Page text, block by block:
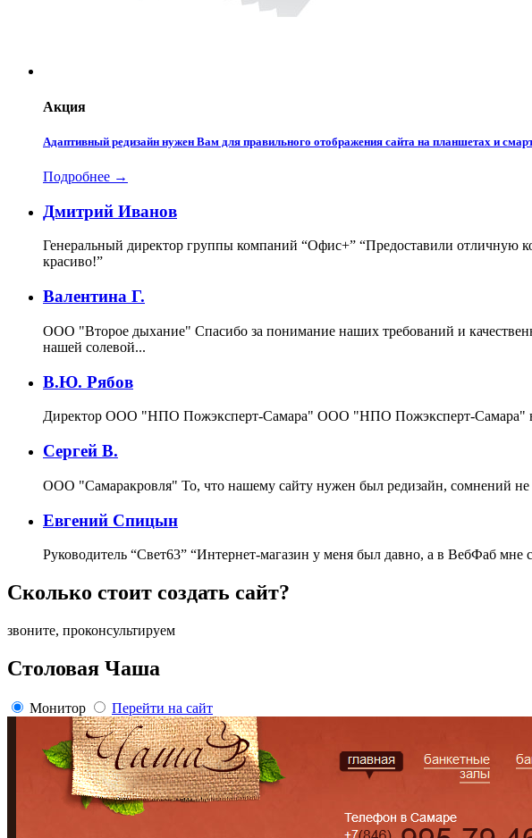
Акция
Адаптивный редизайн нужен Вам для правильного отображения сайта на планшетах и
Подробнее →
Дмитрий Иванов
Генеральный директор группы компаний “Офис+” “Предоставили отличную
красиво!”
Валентина Г.
ООО "Второе дыхание" Спасибо за понимание наших требований и
нашей солевой...
В.Ю. Рябов
Директор ООО "НПО Пожэксперт-Самара" ООО "НПО Пожэксперт-Самара"
Сергей В.
ООО "Самаракровля" То, что нашему сайту нужен был редизайн, сомнений не
Евгений Спицын
Руководитель “Свет63” “Интернет-магазин у меня был давно, а в ВебФаб
Сколько стоит создать сайт?
звоните, проконсультируем
Столовая Чаша
Монитор Перейти на сайт